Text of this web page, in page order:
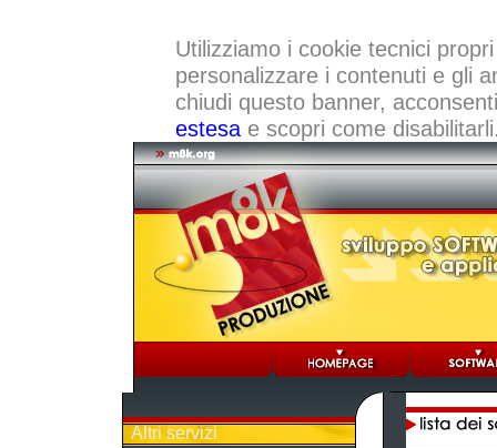
Utilizziamo i cookie tecnici
personalizzare i contenuti e gli
chiudi questo banner,
estesae scopri come
Altri servizi